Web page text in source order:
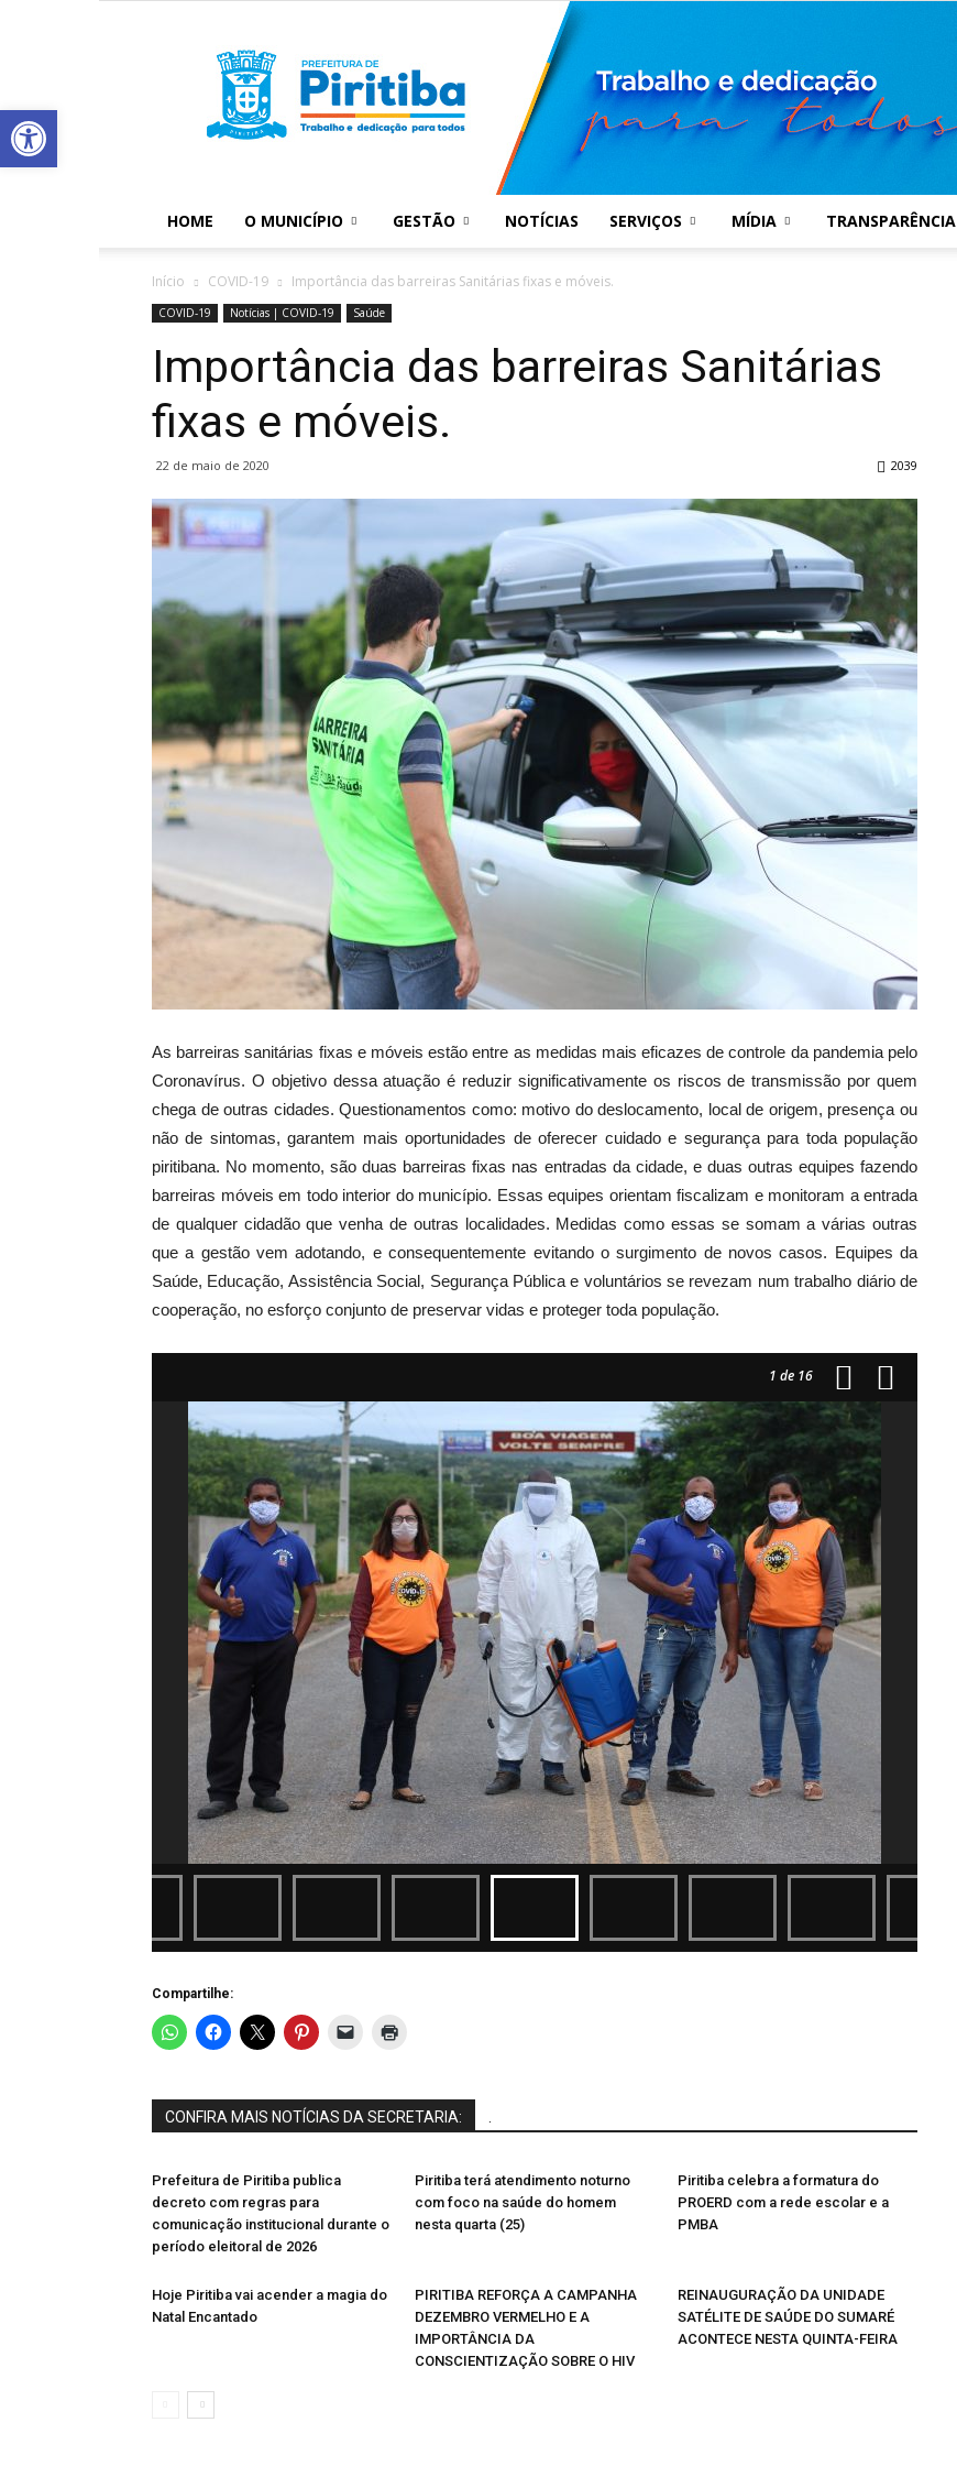
Abrir a barra de ferramentas
Piritiba
HOME O MUNICÍPIO GESTÃO NOTÍCIAS SERVIÇOS MÍDIA TRANSPARÊNCIA
Início COVID-19 Importância das barreiras Sanitárias fixas e móveis.
COVID-19 Notícias | COVID-19 Saúde
Importância das barreiras Sanitárias
fixas e móveis.
22 de maio de 2020 2039
As barreiras sanitárias fixas e móveis estão entre as medidas mais eficazes de controle da pandemia pelo
Coronavírus. O objetivo dessa atuação é reduzir significativamente os riscos de transmissão por quem
chega de outras cidades. Questionamentos como: motivo do deslocamento, local de origem, presença ou
não de sintomas, garantem mais oportunidades de oferecer cuidado e segurança para toda população
piritibana. No momento, são duas barreiras fixas nas entradas da cidade, e duas outras equipes fazendo
barreiras móveis em todo interior do município. Essas equipes orientam fiscalizam e monitoram a entrada
de qualquer cidadão que venha de outras localidades. Medidas como essas se somam a várias outras
que a gestão vem adotando, e consequentemente evitando o surgimento de novos casos. Equipes da
Saúde, Educação, Assistência Social, Segurança Pública e voluntários se revezam num trabalho diário de
cooperação, no esforço conjunto de preservar vidas e proteger toda população.
1 de 16
Compartilhe:
CONFIRA MAIS NOTÍCIAS DA SECRETARIA:
Prefeitura de Piritiba publica
decreto com regras para
comunicação institucional durante o
período eleitoral de 2026
Piritiba terá atendimento noturno
com foco na saúde do homem
nesta quarta (25)
Piritiba celebra a formatura do
PROERD com a rede escolar e a
PMBA
Hoje Piritiba vai acender a magia do
Natal Encantado
PIRITIBA REFORÇA A CAMPANHA
DEZEMBRO VERMELHO E A
IMPORTÂNCIA DA
CONSCIENTIZAÇÃO SOBRE O HIV
REINAUGURAÇÃO DA UNIDADE
SATÉLITE DE SAÚDE DO SUMARÉ
ACONTECE NESTA QUINTA-FEIRA